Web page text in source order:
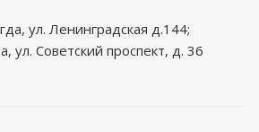
ул. Ленинградская д.144;
ул. Советский проспект, д. 36